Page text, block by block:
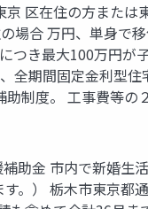
区在住の方または
場合 万円、単身で
き最大100万円が
期間固定金利型
制度。 工事費等
金 市内で新婚生
。） 栃木市東京都